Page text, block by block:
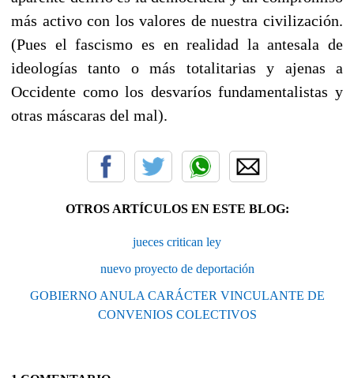
más activo con los valores de nuestra civilización.
(Pues el fascismo es en realidad la antesala de
ideologías tanto o más totalitarias y ajenas a
Occidente como los desvaríos fundamentalistas y
otras máscaras del mal).
OTROS ARTÍCULOS EN ESTE BLOG:
jueces critican ley
nuevo proyecto de deportación
GOBIERNO ANULA CARÁCTER VINCULANTE DE
CONVENIOS COLECTIVOS